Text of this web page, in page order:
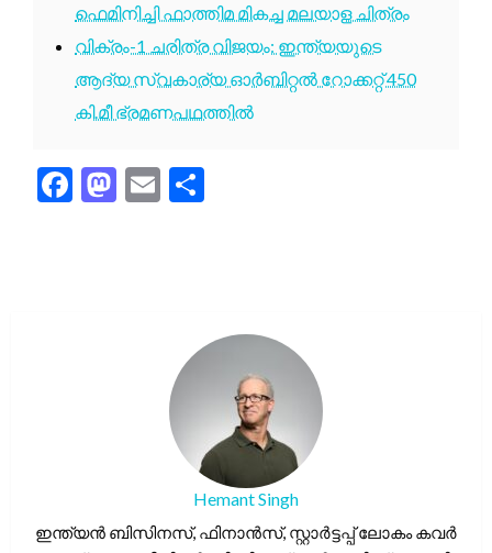
ഫെമിനിച്ചി ഫാത്തിമ മികച്ച മലയാള ചിത്രം
വിക്രം-1 ചരിത്ര വിജയം: ഇന്ത്യയുടെ
ആദ്യ സ്വകാര്യ ഓർബിറ്റൽ റോക്കറ്റ് 450
കി.മീ ഭ്രമണപഥത്തിൽ
Facebook
Mastodon
Email
Hemant Singh
ഇന്ത്യൻ ബിസിനസ്, ഫിനാൻസ്, സ്റ്റാർട്ടപ്പ് ലോകം കവർ